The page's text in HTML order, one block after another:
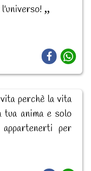
perchè la vita
anima e solo
per